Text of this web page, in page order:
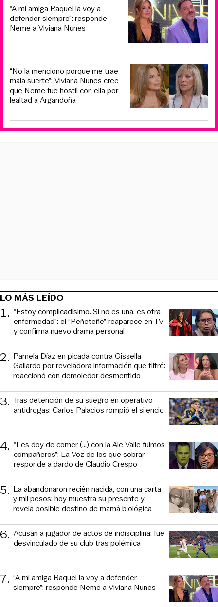
“A mi amiga Raquel la voy a
defender siempre”: responde
Neme a Viviana Nunes
“No la menciono porque me trae
mala suerte”: Viviana Nunes cree
que Neme fue hostil con ella por
lealtad a Argandoña
LO MÁS LEÍDO
1. “Estoy complicadísimo. Si no es una, es otra
enfermedad”: el “Peñeteñe” reaparece en TV
y confirma nuevo drama personal
2. Pamela Díaz en picada contra Gissella
Gallardo por reveladora información que filtró:
reaccionó con demoledor desmentido
3. Tras detención de su suegro en operativo
antidrogas: Carlos Palacios rompió el silencio
4. “Les doy de comer (...) con la Ale Valle fuimos
compañeros”: La Voz de los que sobran
responde a dardo de Claudio Crespo
5. La abandonaron recién nacida, con una carta
y mil pesos: hoy muestra su presente y
revela posible destino de mamá biológica
6. Acusan a jugador de actos de indisciplina: fue
desvinculado de su club tras polémica
7. “A mi amiga Raquel la voy a defender
siempre”: responde Neme a Viviana Nunes